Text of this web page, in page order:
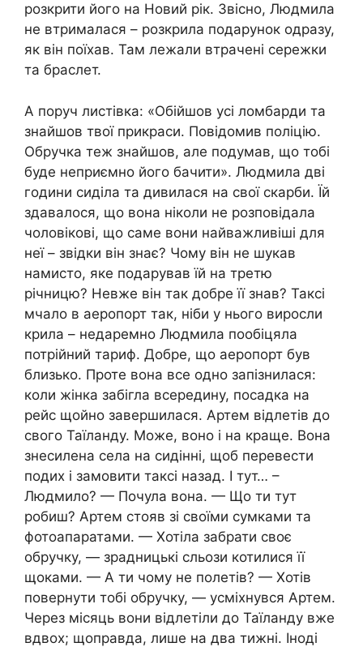
розкрити його на Новий рік. Звісно, Людмила
не втрималася – розкрила подарунок одразу,
як він поїхав. Там лежали втрачені сережки
та браслет.
А поруч листівка: «Обійшов усі ломбарди та
знайшов твої прикраси. Повідомив поліцію.
Обручка теж знайшов, але подумав, що тобі
буде неприємно його бачити». Людмила дві
години сиділа та дивилася на свої скарби. Їй
здавалося, що вона ніколи не розповідала
чоловікові, що саме вони найважливіші для
неї – звідки він знає? Чому він не шукав
намисто, яке подарував їй на третю
річницю? Невже він так добре її знав? Таксі
мчало в аеропорт так, ніби у нього виросли
крила – недаремно Людмила пообіцяла
потрійний тариф. Добре, що аеропорт був
близько. Проте вона все одно запізнилася:
коли жінка забігла всередину, посадка на
рейс щойно завершилася. Артем відлетів до
свого Таїланду. Може, воно і на краще. Вона
знесилена села на сидінні, щоб перевести
подих і замовити таксі назад. І тут… –
Людмило? — Почула вона. — Що ти тут
робиш? Артем стояв зі своїми сумками та
фотоапаратами. — Хотіла забрати своє
обручку, — зрадницькі сльози котилися її
щоками. — А ти чому не полетів? — Хотів
повернути тобі обручку, — усміхнувся Артем.
Через місяць вони відлетіли до Таїланду вже
вдвох; щоправда, лише на два тижні. Іноді